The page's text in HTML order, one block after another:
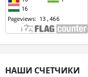
НАШИ СЧЕТЧИКИ